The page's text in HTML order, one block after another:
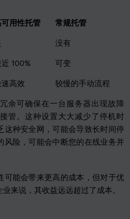
可用性托管 常规托管
没有
100% 可变
高效 较慢的手动流程
余可确保在一台服务器出现故障
管。这种设置大大减少了停机时
这种安全网，可能会导致长时间停
风险，可能会中断您的在线业务并
可能会带来更高的成本，但对于优
来说，其收益远远超过了成本。